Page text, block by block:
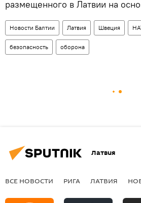
размещенного в Латвии на
Новости Балтии Латвия Швеция
безопасность оборона
Латвия
ВСЕ НОВОСТИ РИГА ЛАТВИЯ